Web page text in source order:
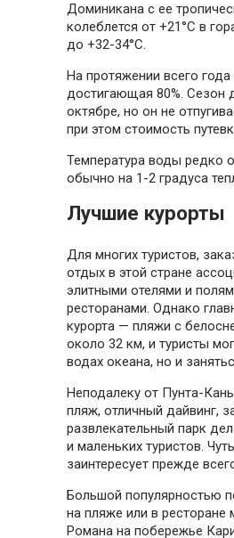
Доминикана с ее
колеблется от +21°С в
до +32-34°С.
На протяжении всего
достигающая 80%. Сезон
октябре, но он не
при этом стоимость
Температура воды редко
обычно на 1-2 градуса
Лучшие курорты
Для многих туристов,
отдых в этой стране
элитными отелями и
ресторанами. Однако
курорта — пляжи с
около 32 км, и туристы
водах океана, но и
Неподалеку от Пунта-
пляж, отличный дайвинг,
развлекательный парк
и маленьких туристов.
заинтересует прежде
Большой популярностью
на пляже или в ресторане
Романа на побережье